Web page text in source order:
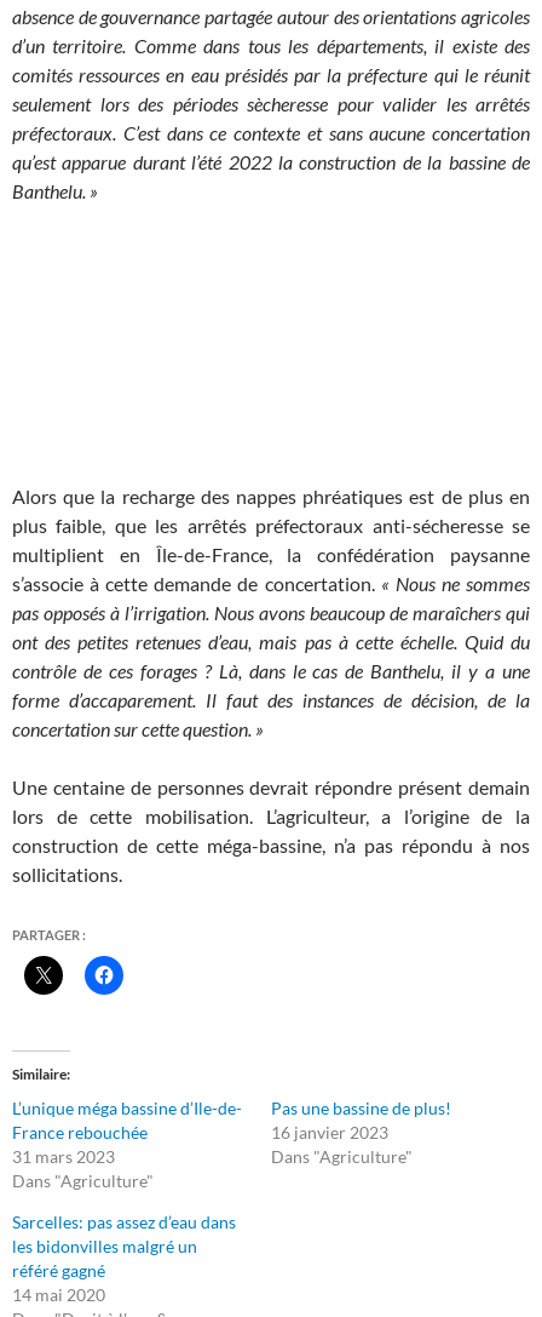
absence de gouvernance partagée autour des orientations agricoles
d’un territoire. Comme dans tous les départements, il existe des
comités ressources en eau présidés par la préfecture qui le réunit
seulement lors des périodes sècheresse pour valider les arrêtés
préfectoraux. C’est dans ce contexte et sans aucune concertation
qu’est apparue durant l’été 2022 la construction de la bassine de
Banthelu. »
Alors que la recharge des nappes phréatiques est de plus en
plus faible, que les arrêtés préfectoraux anti-sécheresse se
multiplient en Île-de-France, la confédération paysanne
s’associe à cette demande de concertation. « Nous ne sommes
pas opposés à l’irrigation. Nous avons beaucoup de maraîchers qui
ont des petites retenues d’eau, mais pas à cette échelle. Quid du
contrôle de ces forages ? Là, dans le cas de Banthelu, il y a une
forme d’accaparement. Il faut des instances de décision, de la
concertation sur cette question. »
Une centaine de personnes devrait répondre présent demain
lors de cette mobilisation. L’agriculteur, a l’origine de la
construction de cette méga-bassine, n’a pas répondu à nos
sollicitations.
PARTAGER :
Similaire
L’unique méga bassine d’Ile-de-
France rebouchée
31 mars 2023
Dans "Agriculture"
Pas une bassine de plus!
16 janvier 2023
Dans "Agriculture"
Sarcelles: pas assez d’eau dans
les bidonvilles malgré un
référé gagné
14 mai 2020